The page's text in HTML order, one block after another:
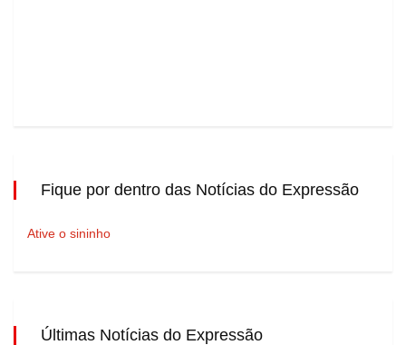
Fique por dentro das Notícias do Expressão
Ative o sininho
Últimas Notícias do Expressão